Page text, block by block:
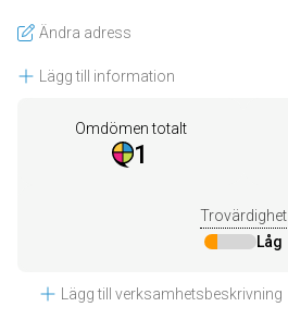
Ändra adress
Lägg till information
Omdömen totalt
1
Trovärdighet
Låg
Lägg till verksamhetsbeskrivning